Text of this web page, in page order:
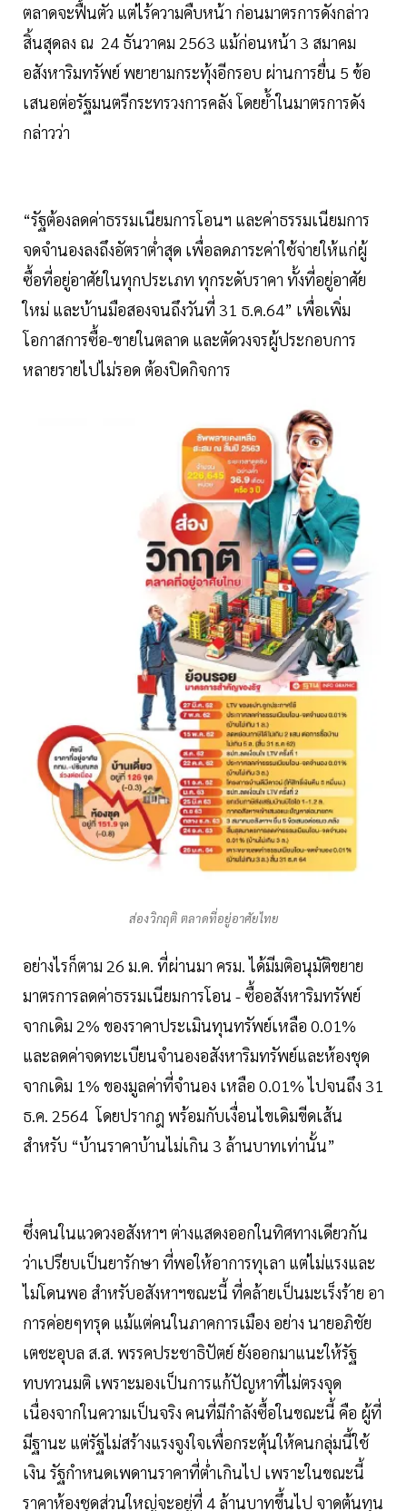
ตลาดจะฟื้นตัว แต่ไร้ความคืบหน้า ก่อนมาตรการดังกล่าว
สิ้นสุดลง ณ 24 ธันวาคม 2563 แม้ก่อนหน้า 3 สมาคม
อสังหาริมทรัพย์ พยายามกระทุ้งอีกรอบ ผ่านการยื่น 5 ข้อ
เสนอต่อรัฐมนตรีกระทรวงการคลัง โดยย้ำในมาตรการดัง
กล่าวว่า
“รัฐต้องลดค่าธรรมเนียมการโอนฯ และค่าธรรมเนียมการ
จดจำนองลงถึงอัตราต่ำสุด เพื่อลดภาระค่าใช้จ่ายให้แก่ผู้
ซื้อที่อยู่อาศัยในทุกประเภท ทุกระดับราคา ทั้งที่อยู่อาศัย
ใหม่ และบ้านมือสองจนถึงวันที่ 31 ธ.ค.64” เพื่อเพิ่ม
โอกาสการซื้อ-ขายในตลาด และตัดวงจรผู้ประกอบการ
หลายรายไปไม่รอด ต้องปิดกิจการ
ส่องวิกฤติ ตลาดที่อยู่อาศัยไทย
อย่างไรก็ตาม 26 ม.ค. ที่ผ่านมา ครม. ได้มีมติอนุมัติขยาย
มาตรการลดค่าธรรมเนียมการโอน - ซื้ออสังหาริมทรัพย์
จากเดิม 2% ของราคาประเมินทุนทรัพย์เหลือ 0.01%
และลดค่าจดทะเบียนจำนองอสังหาริมทรัพย์และห้องชุด
จากเดิม 1% ของมูลค่าที่จำนอง เหลือ 0.01% ไปจนถึง 31
ธ.ค. 2564 โดยปรากฎ พร้อมกับเงื่อนไขเดิมขีดเส้น
สำหรับ “บ้านราคาบ้านไม่เกิน 3 ล้านบาทเท่านั้น”
ซึ่งคนในแวดวงอสังหาฯ ต่างแสดงออกในทิศทางเดียวกัน
ว่าเปรียบเป็นยารักษา ที่พอให้อาการทุเลา แต่ไม่แรงและ
ไม่โดนพอ สำหรับอสังหาฯขณะนี้ ที่คล้ายเป็นมะเร็งร้าย อา
การค่อยๆทรุด แม้แต่คนในภาคการเมือง อย่าง นายอภิชัย
เตชะอุบล ส.ส. พรรคประชาธิปัตย์ ยังออกมาแนะให้รัฐ
ทบทวนมติ เพราะมองเป็นการแก้ปัญหาที่ไม่ตรงจุด
เนื่องจากในความเป็นจริง คนที่มีกำลังซื้อในขณะนี้ คือ ผู้ที่
มีฐานะ แต่รัฐไม่สร้างแรงจูงใจเพื่อกระตุ้นให้คนกลุ่มนี้ใช้
เงิน รัฐกำหนดเพดานราคาที่ต่ำเกินไป เพราะในขณะนี้
ราคาห้องชุดส่วนใหญ่จะอยู่ที่ 4 ล้านบาทขึ้นไป จาดต้นทุน